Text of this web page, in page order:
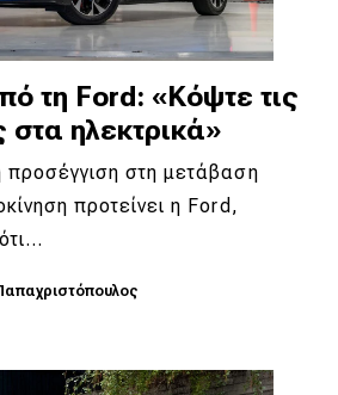
τη Ford: «Κόψτε τις
στα ηλεκτρικά»
προσέγγιση στη μετάβαση
προτείνει η Ford,